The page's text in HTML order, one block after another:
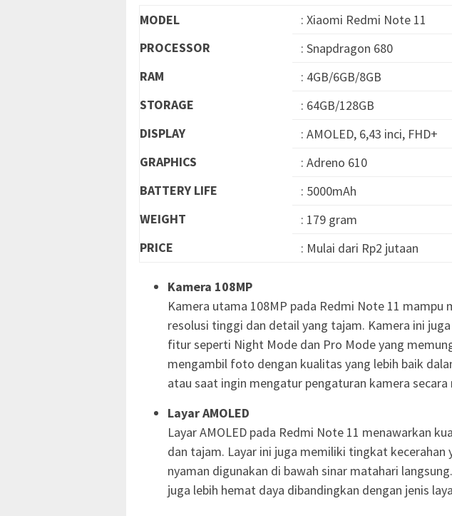
MODEL
: Xiaomi Redmi Note 11
PROCESSOR
: Snapdragon 680
RAM
: 4GB/6GB/8GB
STORAGE
: 64GB/128GB
DISPLAY
: AMOLED, 6,43 inci, FHD+
GRAPHICS
: Adreno 610
BATTERY LIFE
: 5000mAh
WEIGHT
: 179 gram
PRICE
: Mulai dari Rp2 jutaan
Kamera 108MP
Kamera utama 108MP pada Redmi Note 11 mampu
resolusi tinggi dan detail yang tajam. Kamera ini
fitur seperti Night Mode dan Pro Mode yang
mengambil foto dengan kualitas yang lebih baik
atau saat ingin mengatur pengaturan kamera secara
Layar AMOLED
Layar AMOLED pada Redmi Note 11 menawarkan
dan tajam. Layar ini juga memiliki tingkat
nyaman digunakan di bawah sinar matahari
juga lebih hemat daya dibandingkan dengan jenis